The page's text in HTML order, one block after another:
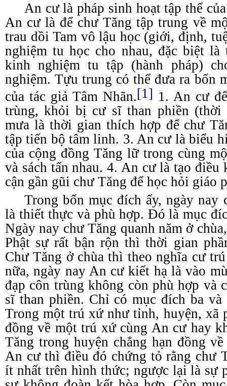
An cư là pháp sinh hoạt tập thể
An cư là để chư Tăng tập trung về
trau dồi Tam vô lậu học (giới, định,
nghiệm tu học cho nhau, đặc biệt
kinh nghiệm tu tập (hành pháp)
nghiệm. Tựu trung có thể đưa ra bốn
của tác giả Tâm Nhãn.[1] 1. An cư
trùng, khỏi bị cư sĩ than phiền
mưa là thời gian thích hợp để chư
tập tiến bộ tâm linh. 3. An cư là biểu
của cộng đồng Tăng lữ trong cùng
và sách tấn nhau. 4. An cư là tạo điều
cận gần gũi chư Tăng để học hỏi giáo
Trong bốn mục đích ấy, ngày nay
là thiết thực và phù hợp. Đó là mục
Ngày nay chư Tăng quanh năm ở
Phật sự rất bận rộn thì thời gian
Chư Tăng ở chùa thì theo nghĩa cư
nữa, ngày nay An cư kiết hạ là vào
đạp côn trùng không còn phù hợp và
sĩ than phiền. Chỉ có mục đích ba
Trong một trú xứ như tỉnh, huyện, xã
đồng về một trú xứ cùng An cư hay
Tăng trong huyện chẳng hạn đồng
An cư thì điều đó chứng tỏ rằng chư
ít nhất trên hình thức; ngược lại là sự